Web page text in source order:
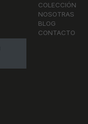
COLECCIÓN
NOSOTRAS
BLOG
CONTACTO